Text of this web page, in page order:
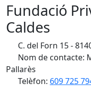
Fundació
Caldes
C. del Forn 15 -
Nom de contacte:
Pallarès
Telèfon: 609 725